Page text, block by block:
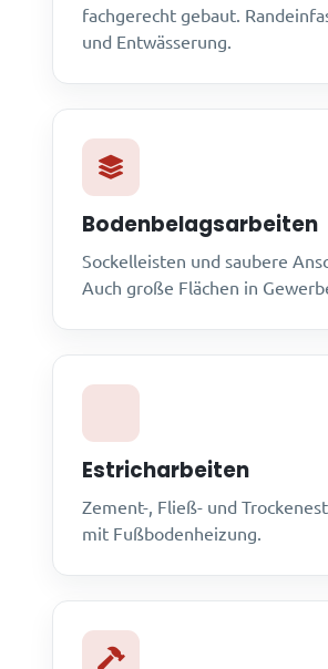
fachgerecht gebaut.
und Entwässerung.
Bodenbelagsarbeiten
Sockelleisten und saubere
Auch große Flächen in
Estricharbeiten
Zement-, Fließ- und
mit Fußbodenheizung.